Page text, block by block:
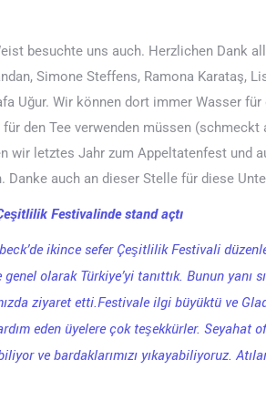
besuchte uns auch. Herzlichen Dank
Simone Steffens, Ramona Karataş,
Uğur. Wir können dort immer Wasser
den Tee verwenden müssen (schmeckt
wir letztes Jahr zum Appeltatenfest und
Danke auch an dieser Stelle für diese
Festivalinde stand açtı
ikince sefer Çeşitlilik Festivali
genel olarak Türkiye’yi tanıttık. Bunun yanı
ziyaret etti.Festivale ilgi büyüktü ve
eden üyelere çok teşekkürler. Seyahat
ve bardaklarımızı yıkayabiliyoruz.